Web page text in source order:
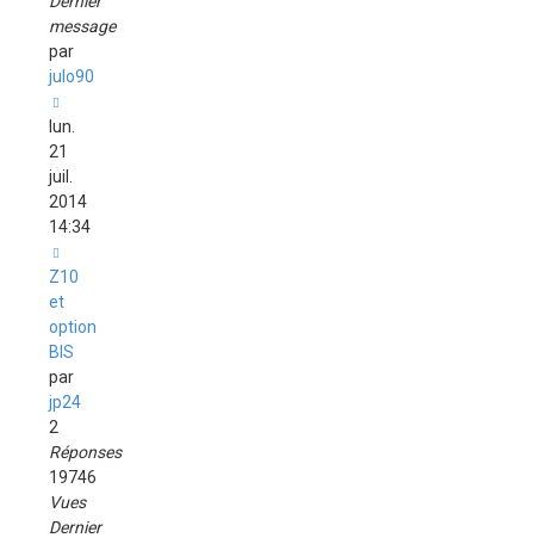
message
par
julo90
lun.
21
juil.
2014
14:34
Z10
et
option
BIS
par
jp24
2
Réponses
19746
Vues
Dernier